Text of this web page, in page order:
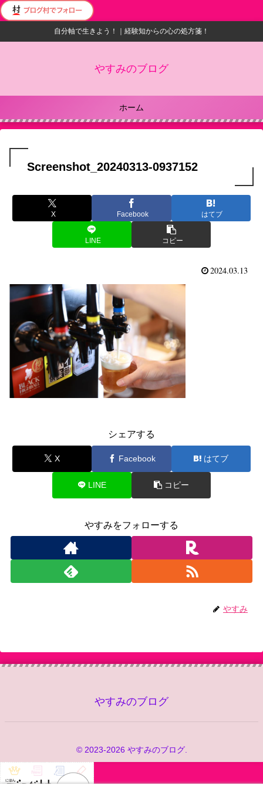
自分軸で生きよう！｜経験知からの心の処方箋！
やすみのブログ
ホーム
Screenshot_20240313-0937152
X Facebook はてブ
LINE コピー
2024.03.13
シェアする
X Facebook はてブ
LINE コピー
やすみをフォローする
やすみ
やすみのブログ
© 2023-2026 やすみのブログ.